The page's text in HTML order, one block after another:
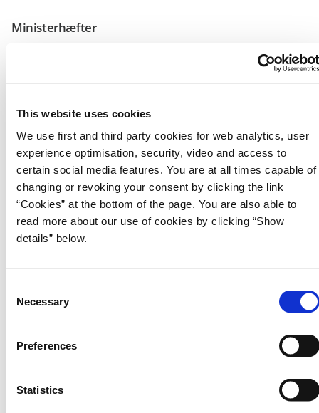
This website uses cookies
We use first and third party cookies for web analytics, user
experience optimisation, security, video and access to
certain social media features. You are at all times capable of
changing or revoking your consent by clicking the link
“Cookies” at the bottom of the page. You are also able to
read more about our use of cookies by clicking “Show
details” below.
Necessary
Preferences
Statistics
Ministerhæfter
§ 6. Udenrigsministeriet
§ 7. Finansministeriet
§ 8. Erhvervsministeriet
§ 9. Skatteministeriet
§ 10. Økonomiministeriet
§ 11. Justitsministeriet
§ 12. Forsvarsministeriet
§ 14. Udlændinge- og Integrationsministeriet
§ 15. Social-, Bolig- og Ældreministeriet
§ 16. Indenrigs- og Sundhedsministeriet
§ 22. By-, Land- og Kirkeministeriet
§ 25. Digitaliserings- og Ligestillingsministeriet
§ 35. Generelle reserver